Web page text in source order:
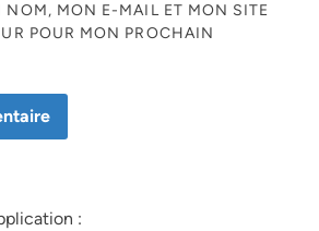
NOM, MON E-MAIL ET MON SITE
POUR MON PROCHAIN
: